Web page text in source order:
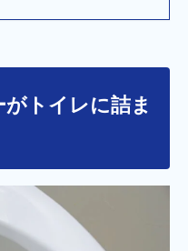
トイレに詰ま